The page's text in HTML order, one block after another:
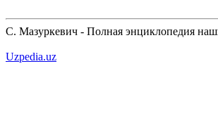
С. Мазуркевич - Полная энциклопедия
Uzpedia.uz